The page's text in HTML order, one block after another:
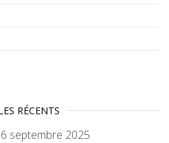
RÉCENTS
septembre 2025